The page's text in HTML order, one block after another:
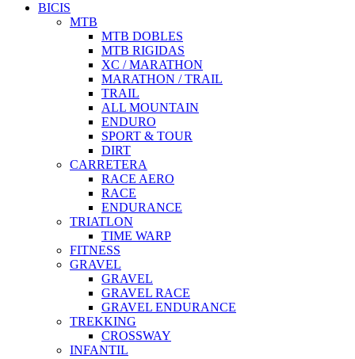
BICIS
MTB
MTB DOBLES
MTB RIGIDAS
XC / MARATHON
MARATHON / TRAIL
TRAIL
ALL MOUNTAIN
ENDURO
SPORT & TOUR
DIRT
CARRETERA
RACE AERO
RACE
ENDURANCE
TRIATLON
TIME WARP
FITNESS
GRAVEL
GRAVEL
GRAVEL RACE
GRAVEL ENDURANCE
TREKKING
CROSSWAY
INFANTIL